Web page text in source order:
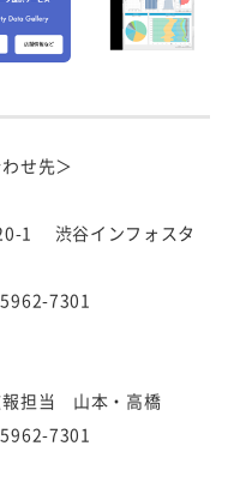
せ先＞
1 渋谷インフォスタ
7301
担当 山本・高橋
7301